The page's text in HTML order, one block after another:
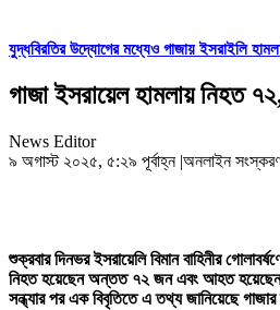
যুদ্ধবিরতির উদ্যোগের মধ্যেও গাজায় ইসরাইলি
গাজা ইসরায়েল হামলায় নিহত
News Editor
৯ অগাস্ট ২০২৫, ৫:২৯ পূর্বাহ্ন |অনলাইন
শুক্রবার দিনভর ইসরায়েলি বিমান বাহিনীর
নিহত হয়েছেন অন্তত ৭২ জন এবং আহত
সন্ধ্যার পর এক বিবৃতিতে এ তথ্য জানিয়েছে গাজার